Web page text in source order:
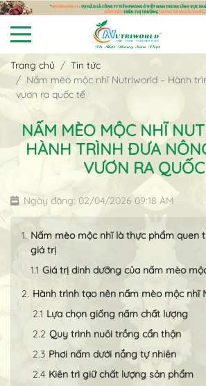
Trang chủ
Tin tức
Nấm mèo mộc nhĩ Nutriworld – Hành
vươn ra quốc tế
NẤM MÈO MỘC NHĨ
HÀNH TRÌNH ĐƯA
VƯƠN RA
Ngày đăng: 02/04/2026 09:18 AM
Nấm mèo mộc nhĩ là thực phẩm quen
giá trị
Giá trị dinh dưỡng của nấm mèo
Hành trình tạo nên nấm mèo mộc nhĩ
Lựa chọn giống nấm chất lượng
Quy trình nuôi trồng cẩn thận
Phơi nấm dưới nắng tự nhiên
Kiên trì giữ chất lượng sản phẩm